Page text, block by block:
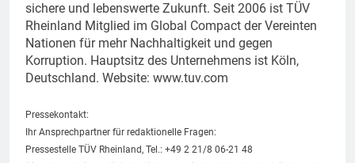
sichere und lebenswerte Zukunft. Seit 2006 ist TÜV
Rheinland Mitglied im Global Compact der Vereinten
Nationen für mehr Nachhaltigkeit und gegen
Korruption. Hauptsitz des Unternehmens ist Köln,
Deutschland. Website: www.tuv.com
Pressekontakt:
Ihr Ansprechpartner für redaktionelle Fragen:
Pressestelle TÜV Rheinland, Tel.: +49 2 21/8 06-21 48